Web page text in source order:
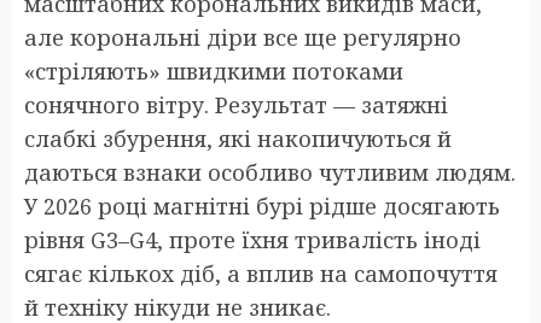
але корональні діри все ще регулярно
«стріляють» швидкими потоками
сонячного вітру. Результат — затяжні
слабкі збурення, які накопичуються й
даються взнаки особливо чутливим людям.
У 2026 році магнітні бурі рідше досягають
рівня G3–G4, проте їхня тривалість іноді
сягає кількох діб, а вплив на самопочуття
й техніку нікуди не зникає.